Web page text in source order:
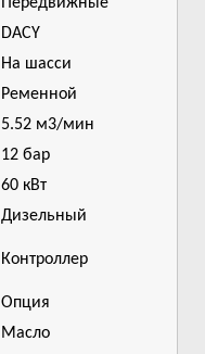
DACY
На шасси
Ременной
5.52 м3/мин
12 бар
60 кВт
Дизельный
Контроллер
Опция
Масло